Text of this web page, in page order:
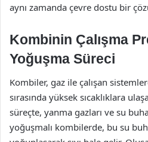
aynı zamanda çevre dostu bir
Kombinin Çalışma
Yoğuşma Süreci
Kombiler, gaz ile çalışan
sırasında yüksek sıcaklıklara
süreçte, yanma gazları ve su
yoğuşmalı kombilerde, bu su